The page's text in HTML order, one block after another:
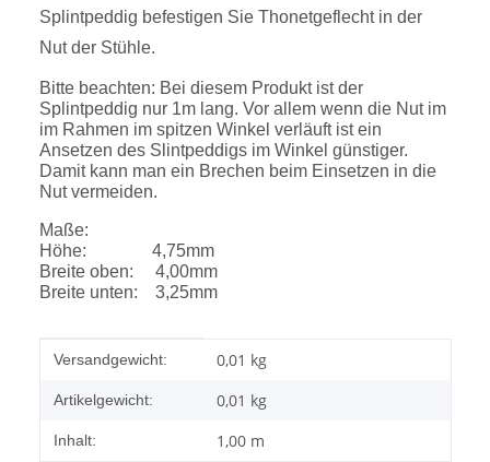
Splintpeddig befestigen Sie Thonetgeflecht in der
Nut der Stühle.
Bitte beachten: Bei diesem Produkt ist der
Splintpeddig nur 1m lang. Vor allem wenn die Nut im
im Rahmen im spitzen Winkel verläuft ist ein
Ansetzen des Slintpeddigs im Winkel günstiger.
Damit kann man ein Brechen beim Einsetzen in die
Nut vermeiden.
Maße:
Höhe: 4,75mm
Breite oben: 4,00mm
Breite unten: 3,25mm
Produkteigenschaft
Wert
Versandgewicht: 0,01 kg
Artikelgewicht: 0,01 kg
Inhalt: 1,00 m